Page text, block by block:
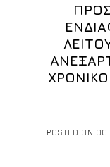
POSTED ON